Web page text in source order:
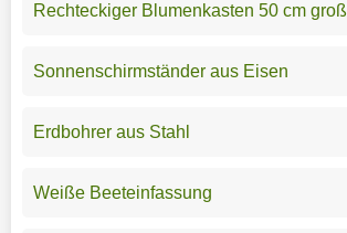
Rechteckiger Blumenkasten 50 cm groß
Sonnenschirmständer aus Eisen
Erdbohrer aus Stahl
Weiße Beeteinfassung